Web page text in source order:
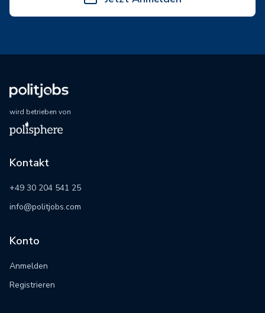
wird betrieben von
Kontakt
+49 30 204 541 25
info@politjobs.com
Konto
Anmelden
Registrieren